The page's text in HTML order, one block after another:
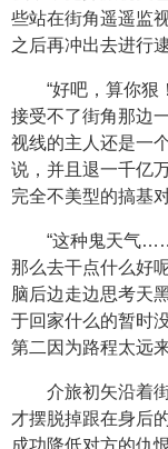
些站在街角遥遥监
之后再冲出去进行逮
“好吧，算你狠
接受不了街角那边
视线的主人还是一
说，并且退一千亿
完全不美型的搞基对
“这种鬼天气
那么去干点什么好
脑后边走边思考天
于回家什么的暂时
第二因为路程太远
介旅初矢沿着
才摆脱掉跟在身后
成功降低对方的仇